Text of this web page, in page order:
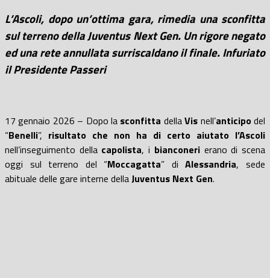
L’Ascoli, dopo un’ottima gara, rimedia una sconfitta
sul terreno della Juventus Next Gen. Un rigore negato
ed una rete annullata surriscaldano il finale. Infuriato
il Presidente Passeri
17 gennaio 2026 – Dopo la sconfitta dellaVis nell’anticipodel
“Benelli”, risultato che non ha di certo aiutato l’Ascoli
nell’inseguimento della capolista, i bianconerierano di scena
oggi sul terreno del “Moccagatta” diAlessandria, sede
abituale delle gare interne dellaJuventus Next Gen.